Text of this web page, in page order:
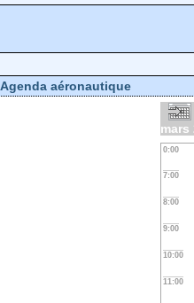
Agenda aéronautique
mars
0:00
7:00
8:00
9:00
10:00
11:00